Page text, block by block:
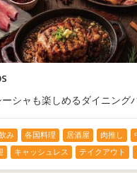
シャも楽しめるダイニング
み 各国料理 居酒屋 肉推し
キャッシュレス テイクアウト